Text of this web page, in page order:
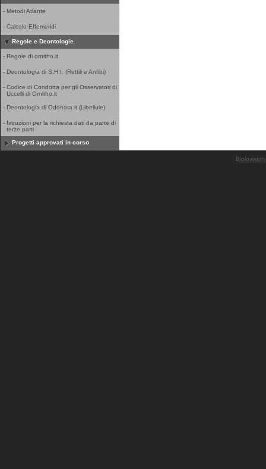
- Metodi Atlante
- Calcolo Effemeridi
Regole e Deontologie
- Regole di ornitho.it
- Deontologia di S.H.I. (Rettili e Anfibi)
- Codice di Condotta per gli Osservatori di
Uccelli di Ornitho.it
- Deontologia di Odonata.it (Libellule)
- Istruzioni per la richiesta dati da parte di
terze parti
Progetti approvati in corso
Biolovision